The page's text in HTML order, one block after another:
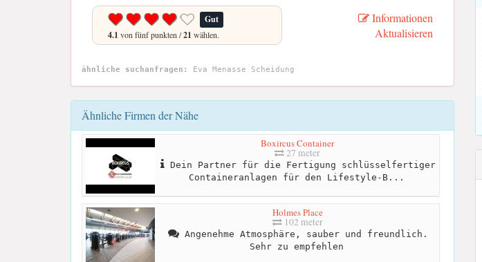
Gut
4.1 von fünf punkten /21 wählen.
Informationen
Aktualisieren
ähnliche suchanfragen: Eva Menasse Scheidung
Ähnliche Firmen der Nähe
Boxircus Container
27 meter
Dein Partner für die Fertigung schlüsselfertiger
Containeranlagen für den Lifestyle-B...
Holmes Place
102 meter
Angenehme Atmosphäre, sauber und freundlich.
Sehr zu empfehlen